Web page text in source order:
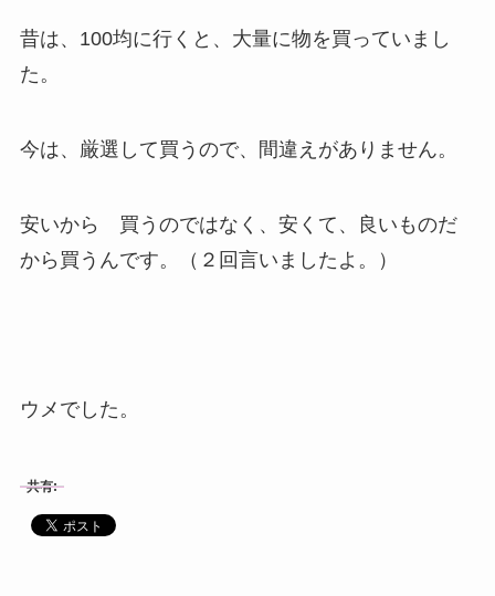
昔は、100均に行くと、大量に物を買っていまし
た。
今は、厳選して買うので、間違えがありません。
安いから 買うのではなく、安くて、良いものだ
から買うんです。（２回言いましたよ。）
ウメでした。
共有: